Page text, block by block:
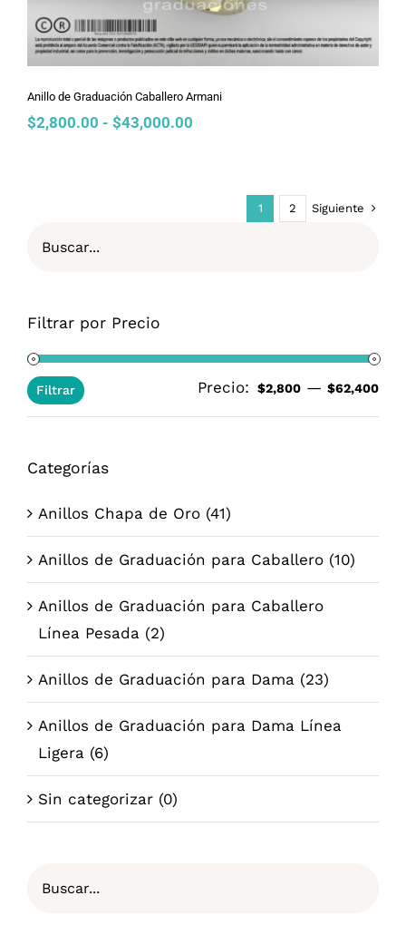
Anillo de Graduación Caballero Armani
$2,800.00 - $43,000.00Rango
$2,800.00
1 2 Siguiente
Filtrar por Precio
Filtrar Precio: $2,800 —$62,400
Categorías
Anillos Chapa de Oro (41)
Anillos de Graduación para Caballero (10)
Anillos de Graduación para Caballero
Línea Pesada (2)
Anillos de Graduación para Dama (23)
Anillos de Graduación para Dama Línea
Ligera (6)
Sin categorizar (0)